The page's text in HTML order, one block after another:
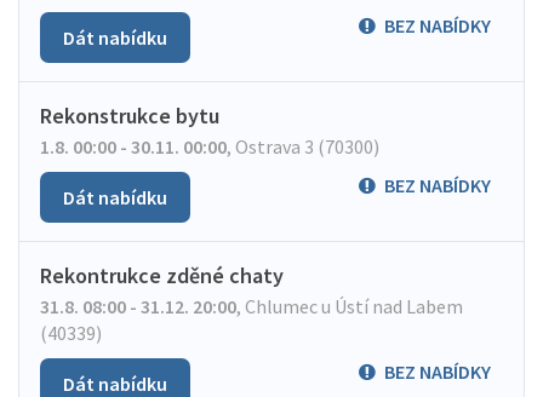
BEZ NABÍDKY
Dát nabídku
Rekonstrukce bytu
1.8. 00:00 - 30.11. 00:00, Ostrava 3 (70300)
BEZ NABÍDKY
Dát nabídku
Rekontrukce zděné chaty
31.8. 08:00 - 31.12. 20:00, Chlumec u Ústí nad Labem
(40339)
BEZ NABÍDKY
Dát nabídku